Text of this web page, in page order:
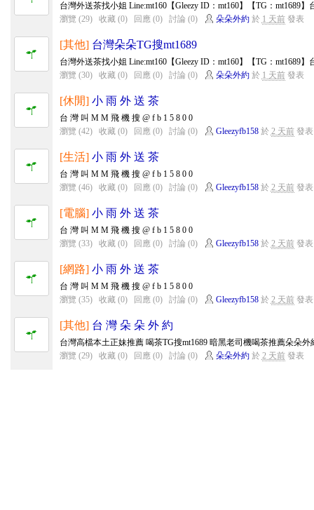
台灣外送茶找小姐 Line:mt160【Gleezy ID：mt160】【TG：mt1689
瀏覽 (29)
收藏 (0) 回應 (0) 討論 (0) 朵朵外約於 1 天前發表
[其他] 台灣朵朵TG搜mt1689
台灣外送茶找小姐 Line:mt160【Gleezy ID：mt160】【TG：mt1689
瀏覽 (30)
收藏 (0) 回應 (0) 討論 (0) 朵朵外約於 1 天前發表
[休閒] 小 雨 外 送 茶
台 灣 叫 M M 飛 機 搜 @ f b 1 5 8 0 0
瀏覽 (42)
收藏 (0) 回應 (0) 討論 (0) Gleezyfb158於 2 天前發表
[生活] 小 雨 外 送 茶
台 灣 叫 M M 飛 機 搜 @ f b 1 5 8 0 0
瀏覽 (46)
收藏 (0) 回應 (0) 討論 (0) Gleezyfb158於 2 天前發表
[電腦] 小 雨 外 送 茶
台 灣 叫 M M 飛 機 搜 @ f b 1 5 8 0 0
瀏覽 (33)
收藏 (0) 回應 (0) 討論 (0) Gleezyfb158於 2 天前發表
[網路] 小 雨 外 送 茶
台 灣 叫 M M 飛 機 搜 @ f b 1 5 8 0 0
瀏覽 (35)
收藏 (0) 回應 (0) 討論 (0) Gleezyfb158於 2 天前發表
[其他] 台 灣 朵 朵 外 約
台灣高檔本土正妹推薦 喝茶TG搜mt1689 暗黑老司機喝茶推薦朵朵外
瀏覽 (29)
收藏 (0) 回應 (0) 討論 (0) 朵朵外約於 2 天前發表